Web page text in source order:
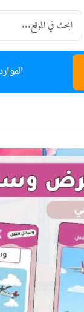
Search
for: